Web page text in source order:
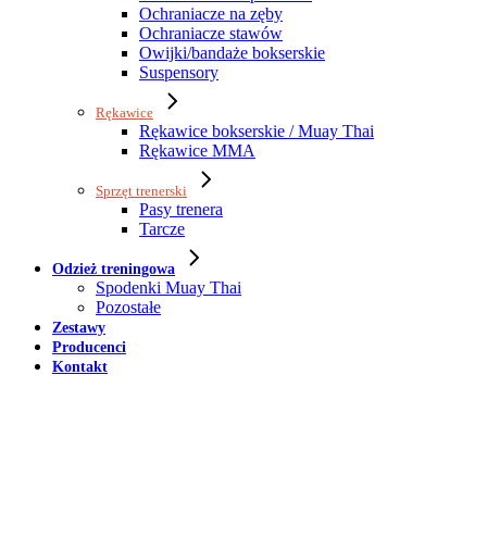
Ochraniacze na zęby
Ochraniacze stawów
Owijki/bandaże bokserskie
Suspensory
Rękawice
Rękawice bokserskie / Muay Thai
Rękawice MMA
Sprzęt trenerski
Pasy trenera
Tarcze
Odzież treningowa
Spodenki Muay Thai
Pozostałe
Zestawy
Producenci
Kontakt